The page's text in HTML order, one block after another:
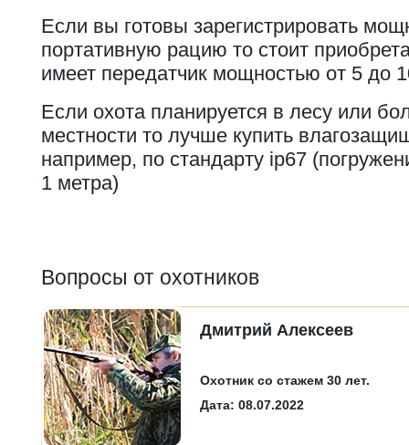
Если вы готовы зарегистрировать
портативную рацию то стоит
имеет передатчик мощностью от 5 до
Если охота планируется в лесу или
местности то лучше купить
например, по стандарту ip67
1 метра)
Вопросы от охотников
Дмитрий Алексеев
Охотник со стажем 30 лет.
Дата: 08.07.2022